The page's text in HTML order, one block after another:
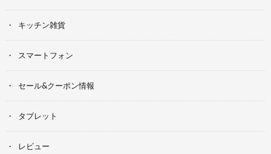
キッチン雑貨
スマートフォン
セール&クーポン情報
タブレット
レビュー